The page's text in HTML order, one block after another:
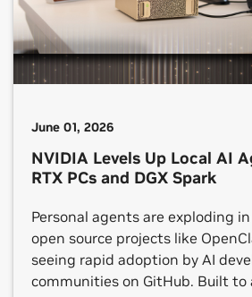
user workloads that developers,
June 01, 2026
NVIDIA Levels Up Local AI
RTX PCs and DGX Spark
Personal agents are exploding
open source projects like
seeing rapid adoption by AI
communities on GitHub. Built